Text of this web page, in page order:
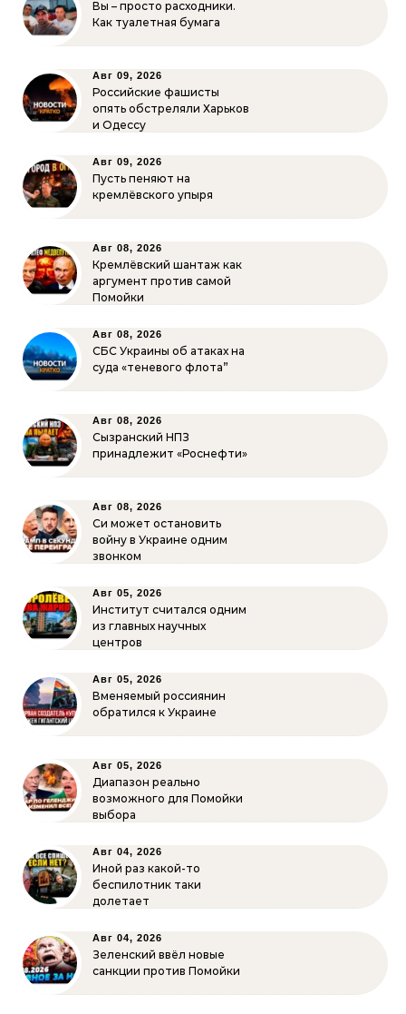
Вы – просто расходники.
Как туалетная бумага
Авг 09, 2026
Российские фашисты
опять обстреляли Харьков
и Одессу
Авг 09, 2026
Пусть пеняют на
кремлёвского упыря
Авг 08, 2026
Кремлёвский шантаж как
аргумент против самой
Помойки
Авг 08, 2026
СБС Украины об атаках на
суда «теневого флота”
Авг 08, 2026
Сызранский НПЗ
принадлежит «Роснефти»
Авг 08, 2026
Си может остановить
войну в Украине одним
звонком
Авг 05, 2026
Институт считался одним
из главных научных
центров
Авг 05, 2026
Вменяемый россиянин
обратился к Украине
Авг 05, 2026
Диапазон реально
возможного для Помойки
выбора
Авг 04, 2026
Иной раз какой-то
беспилотник таки
долетает
Авг 04, 2026
Зеленский ввёл новые
санкции против Помойки